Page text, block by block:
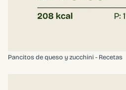
Pancitos de queso y zucchini - Recetas